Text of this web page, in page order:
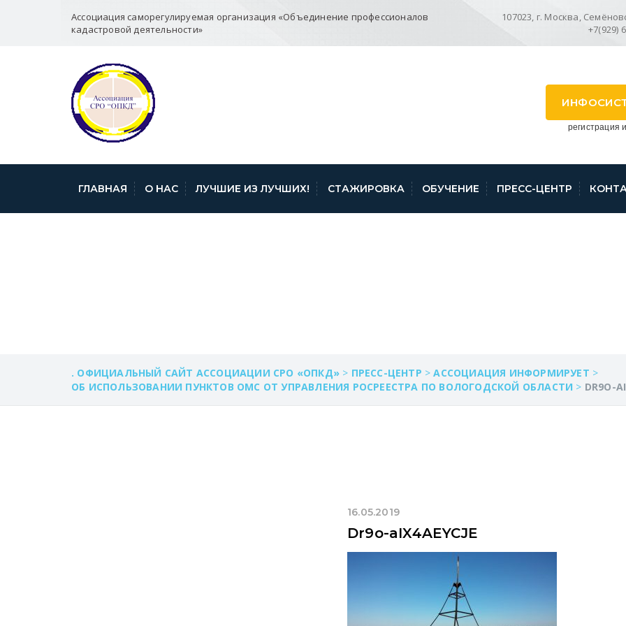
Ассоциация саморегулируемая организация «Объединение профессионалов
кадастровой деятельности»
107023, г. Москва,
+7(929)
регистрация
ГЛАВНАЯ О НАС ЛУЧШИЕ ИЗ ЛУЧШИХ! СТАЖИРОВКА ОБУЧЕНИЕ ПРЕСС-ЦЕНТР
. ОФИЦИАЛЬНЫЙ САЙТ АССОЦИАЦИИ СРО «ОПКД» > ПРЕСС-ЦЕНТР >АССОЦИАЦИЯ ИНФОРМИРУЕТ >
ОБ ИСПОЛЬЗОВАНИИ ПУНКТОВ ОМС ОТ УПРАВЛЕНИЯ РОСРЕЕСТРА ПО ВОЛОГОДСКОЙ ОБЛАСТИ > DR9O-
16.05.2019
Dr9o-aIX4AEYCJE